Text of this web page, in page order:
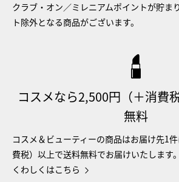
クラブ・オン／ミレニアムポイントが貯ま
ト除外となる商品がございます。
コスメなら2,500円（＋消費
無料
コスメ＆ビューティーの商品はお届け先1
費税）以上で送料無料でお届けいたします。
くわしくはこちら